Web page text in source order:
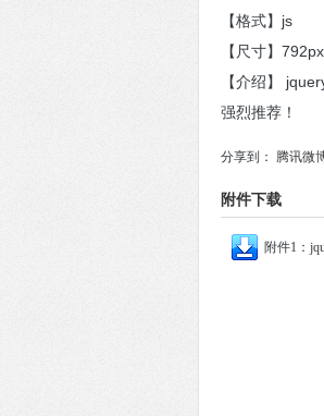
【格式】js
【尺寸】
【介绍】
强烈推荐！
分享到： 腾讯微
附件下载
附件1：